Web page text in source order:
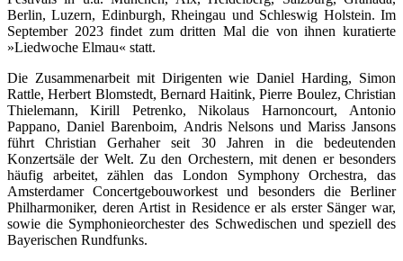
Berlin, Luzern, Edinburgh, Rheingau und Schleswig Holstein. Im
September 2023 findet zum dritten Mal die von ihnen kuratierte
»Liedwoche Elmau« statt.
Die Zusammenarbeit mit Dirigenten wie Daniel Harding, Simon
Rattle, Herbert Blomstedt, Bernard Haitink, Pierre Boulez, Christian
Thielemann, Kirill Petrenko, Nikolaus Harnoncourt, Antonio
Pappano, Daniel Barenboim, Andris Nelsons und Mariss Jansons
führt Christian Gerhaher seit 30 Jahren in die bedeutenden
Konzertsäle der Welt. Zu den Orchestern, mit denen er besonders
häufig arbeitet, zählen das London Symphony Orchestra, das
Amsterdamer Concertgebouworkest und besonders die Berliner
Philharmoniker, deren Artist in Residence er als erster Sänger war,
sowie die Symphonieorchester des Schwedischen und speziell des
Bayerischen Rundfunks.